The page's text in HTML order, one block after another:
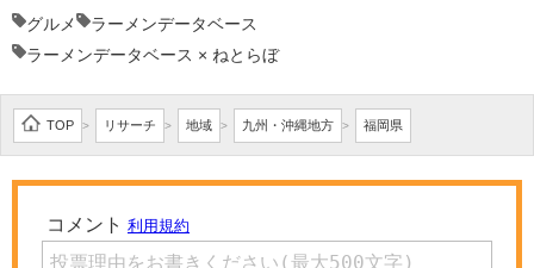
グルメ
ラーメンデータベース
ラーメンデータベース × ねとらぼ
TOP > リサーチ > 地域 > 九州・沖縄地方 > 福岡県